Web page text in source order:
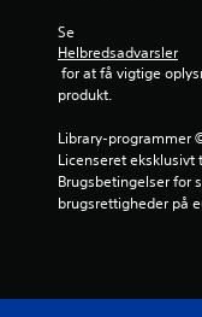
Se
Helbredsadvarsler
produkt.
Library-programmer
Licenseret eksklusivt
Brugsbetingelser
brugsrettigheder på